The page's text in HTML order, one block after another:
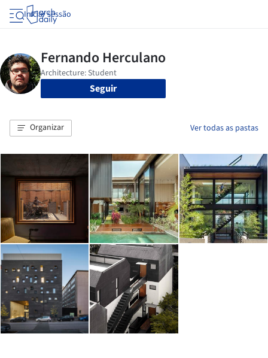
Iniciar sessão
Seguir
Organizar Ver todas as pastas